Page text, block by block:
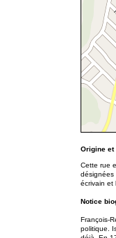
Origine
Cette rue
désignées
écrivain et
Notice
François-
politique.